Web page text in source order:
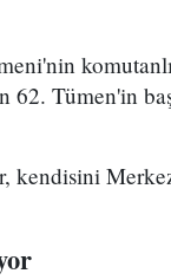
62. Tümen'in
kendisini